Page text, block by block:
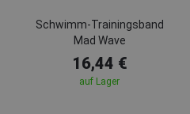
Schwimm-Trainingsband
Mad Wave
16,44 €
auf Lager